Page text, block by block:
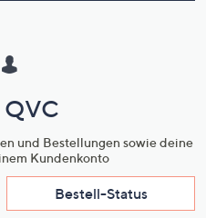
und Bestellungen sowie deine
Kundenkonto
Bestell-Status